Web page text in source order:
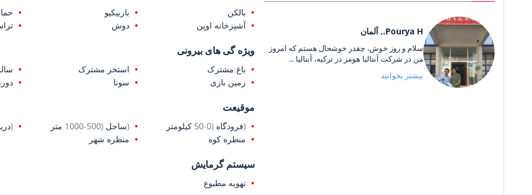
بالکن باربیکیو
آشپزخانه اوپن
دوش
ویژه گی های بیرونی
باغ مشترک استخر مشترک
زمین بازی
سونا
موقیعت
(فرودگاه (0-50 کیلومتر (ساحل (500-1000 متر
(دریا (0-1
منطره کوه
منظره شهر
سیستم گرمایش
تهویه مطبوع
Pourya H., آلمان
سلام و روز خوش، چقدر خوشحال هستم که امروز
من در شرکت آنتالیا هومز در ترکیه، آنتالیا ...
بیشتر بخوانید